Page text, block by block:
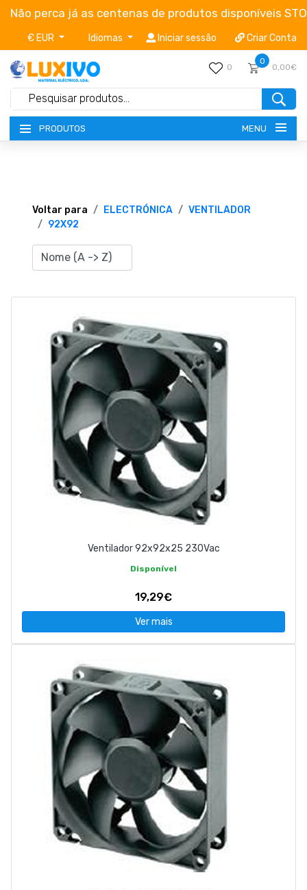
Não perca já as centenas de produtos disponíveis
€ EUR Idiomas Iniciar sessão Criar Conta
0
0
0,00€
PRODUTOS MENU
TERMOS E CONDIÇÕES
CONTACTOS
263 710 898 geral@luxivo.pt
Voltar para ELECTRÓNICA
VENTILADOR
92X92
Ventilador 92x92x25 230Vac
Disponível
19,29€
Ver mais